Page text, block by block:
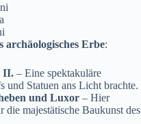
archäologisches Erbe:
II. – Eine spektakuläre
und Statuen ans Licht brachte.
und Luxor – Hier
majestätische Baukunst des